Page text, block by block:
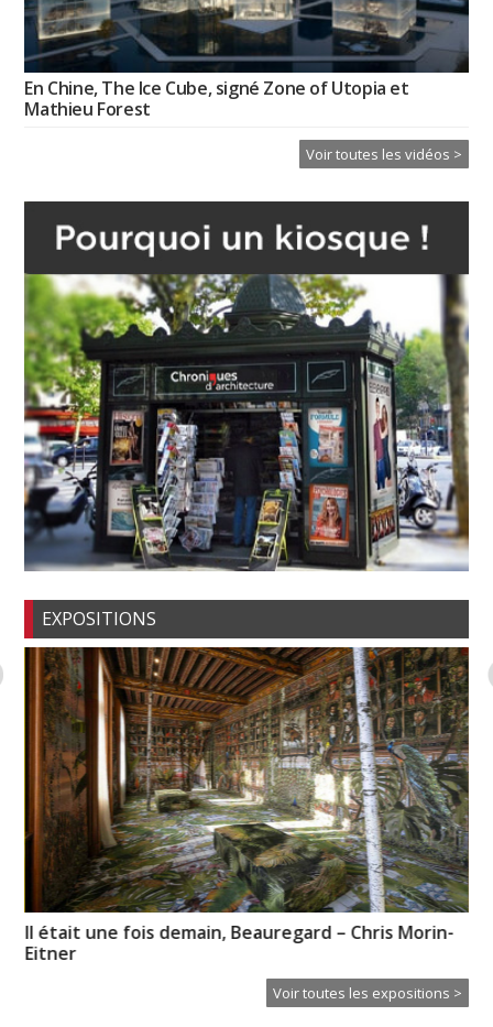
En Chine, The Ice Cube, signé Zone of Utopia et
Mathieu Forest
Voir toutes les vidéos >
EXPOSITIONS
Il était une fois demain, Beauregard – Chris Morin-
Eitner
Voir toutes les expositions >